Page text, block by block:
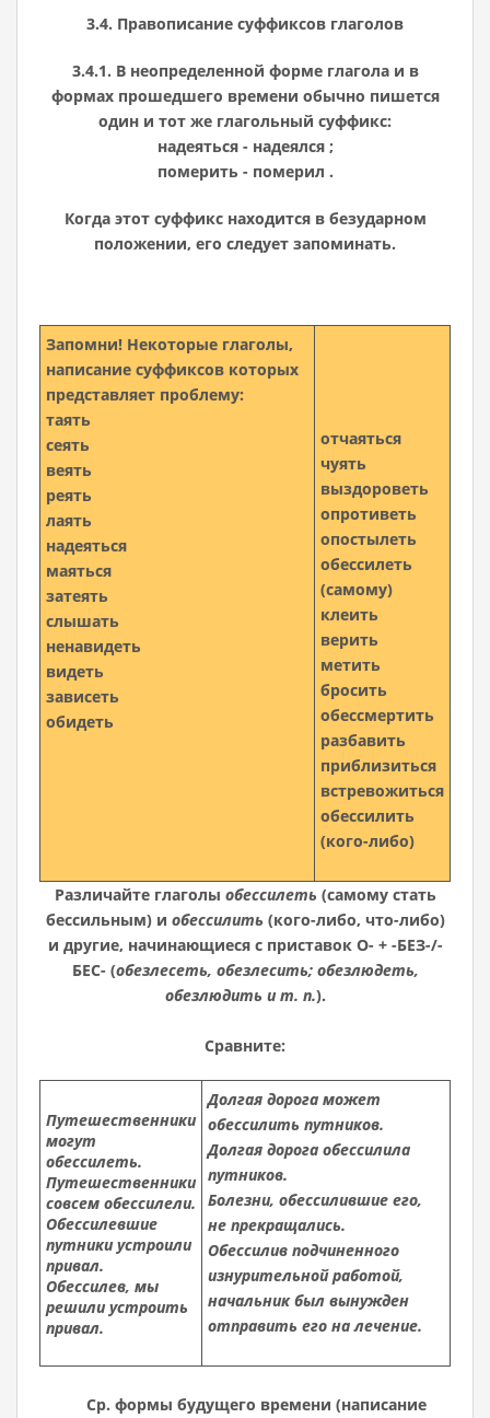
3.4. Правописание суффиксов глаголов
3.4.1. В неопределенной форме глагола и в
формах прошедшего времени обычно пишется
один и тот же глагольный суффикс:
надеяться - надеялся ;
померить - померил .
Когда этот суффикс находится в безударном
положении, его следует запоминать.
Запомни! Некоторые глаголы,
написание суффиксов которых
представляет проблему:
таять
сеять
веять
реять
лаять
надеяться
маяться
затеять
слышать
ненавидеть
видеть
зависеть
обидеть
отчаяться
чуять
выздороветь
опротиветь
опостылеть
обессилеть
(самому)
клеить
верить
метить
бросить
обессмертить
разбавить
приблизиться
встревожиться
обессилить
(кого-либо)
Различайте глаголы обессилеть (самому стать
бессильным) и обессилить (кого-либо, что-либо)
и другие, начинающиеся с приставок О- + -БЕЗ-/-
БЕС- (обезлесеть, обезлесить; обезлюдеть,
обезлюдить и т. п.).
Сравните:
Путешественники
могут
обессилеть.
Путешественники
совсем обессилели.
Обессилевшие
путники устроили
привал.
Обессилев, мы
решили устроить
привал.
Долгая дорога может
обессилить путников.
Долгая дорога обессилила
путников.
Болезни, обессилившие его,
не прекращались.
Обессилив подчиненного
изнурительной работой,
начальник был вынужден
отправить его на лечение.
Ср. формы будущего времени (написание